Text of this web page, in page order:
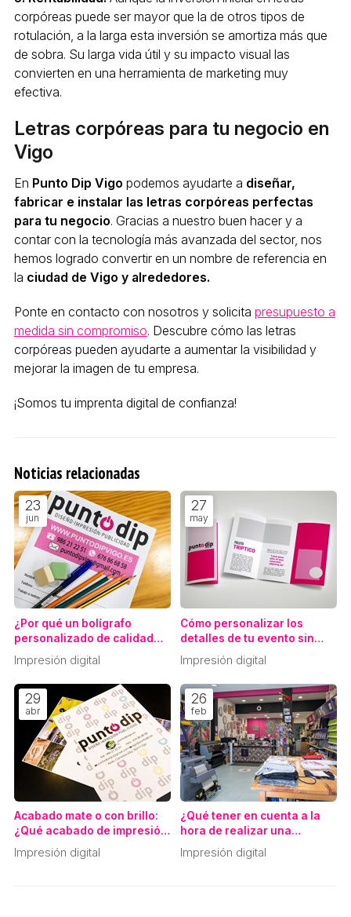
corpóreas puede ser mayor que la de otros tipos de
rotulación, a la larga esta inversión se amortiza más que
de sobra. Su larga vida útil y su impacto visual las
convierten en una herramienta de marketing muy
efectiva.
Letras corpóreas para tu negocio en
Vigo
En Punto Dip Vigo podemos ayudarte a diseñar,
fabricar e instalar las letras corpóreas perfectas
para tu negocio. Gracias a nuestro buen hacer y a
contar con la tecnología más avanzada del sector, nos
hemos logrado convertir en un nombre de referencia en
la ciudad de Vigo y alrededores.
Ponte en contacto con nosotros y solicita presupuesto a
medida sin compromiso. Descubre cómo las letras
corpóreas pueden ayudarte a aumentar la visibilidad y
mejorar la imagen de tu empresa.
¡Somos tu imprenta digital de confianza!
Noticias relacionadas
23
jun
¿Por qué un bolígrafo
personalizado de calidad
dice mucho de tu marca?
Impresión digital
27
may
Cómo personalizar los
detalles de tu evento sin
gastar una fortuna
Impresión digital
29
abr
Acabado mate o con brillo:
¿Qué acabado de impresión
se adapta mejor a mi tipo de
proyecto?
Impresión digital
26
feb
¿Qué tener en cuenta a la
hora de realizar una
impresión digital de gran
tamaño?
Impresión digital